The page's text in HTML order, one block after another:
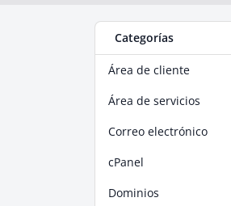
Categorías
Área de cliente
Área de servicios
Correo electrónico
cPanel
Dominios